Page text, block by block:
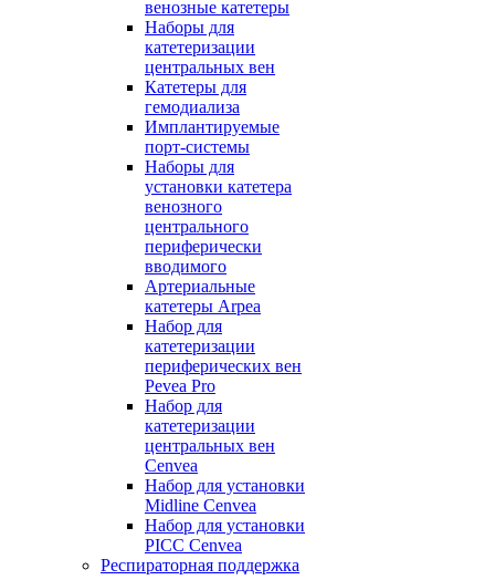
венозные катетеры
Наборы для
катетеризации
центральных вен
Катетеры для
гемодиализа
Имплантируемые
порт‑системы
Наборы для
установки катетера
венозного
центрального
периферически
вводимого
Артериальные
катетеры Arpea
Набор для
катетеризации
периферических вен
Pevea Pro
Набор для
катетеризации
центральных вен
Cenvea
Набор для установки
Midline Cenvea
Набор для установки
PICC Cenvea
Респираторная поддержка